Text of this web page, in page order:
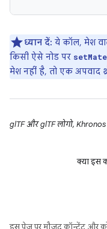
ध्यान दें: ये कॉल, मेश
किसी ऐसे नोड पर
मेश नहीं है, तो एक अपवाद
glTF और glTF लोगो, Khronos
क्या इस
इस पेज पर मौजूद कॉन्टेंट और